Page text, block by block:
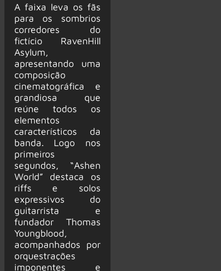
A faixa leva os fãs
para os sombrios
corredores do
fictício RavenHill
Asylum,
apresentando uma
composição
cinematográfica e
grandiosa que
reúne todos os
elementos
característicos da
banda. Logo nos
primeiros
segundos, “Ashen
World” destaca os
riffs e solos
expressivos do
guitarrista e
fundador Thomas
Youngblood,
acompanhados por
orquestrações
imponentes e